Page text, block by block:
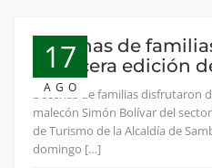
17
AGO
Decenas de
la tercera edición
Decenas de familias disfrutaron
malecón Simón Bolívar del
de Turismo de la Alcaldía de
domingo […]